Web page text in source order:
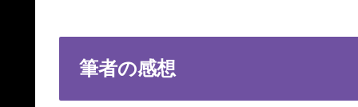
筆者の感想